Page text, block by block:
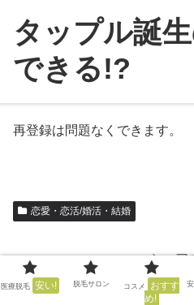
タップル誕
できる!?
再登録は問題なくできます。
恋愛・恋活/婚活・結婚
シェア
Twitter
医療脱毛 安い! 脱毛サロン コスメ
おすす
め!